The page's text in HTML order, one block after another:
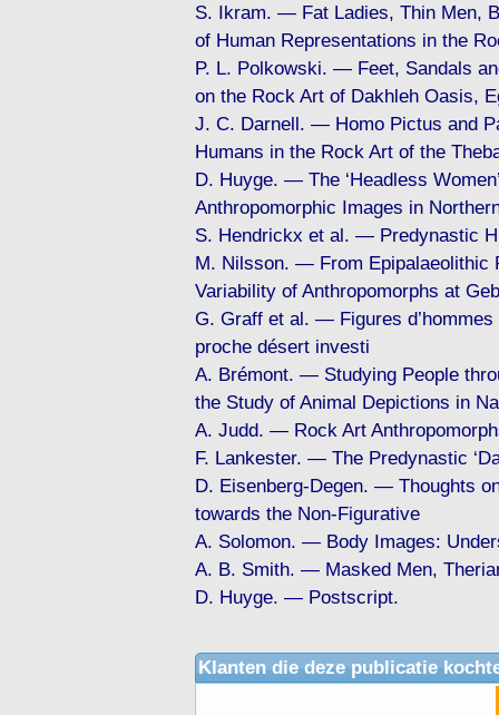
S. Ikram. — Fat Ladies, Thin Men,
of Human Representations in the
P. L. Polkowski. — Feet, Sandals
on the Rock Art of Dakhleh Oasis,
J. C. Darnell. — Homo Pictus and
Humans in the Rock Art of the
D. Huyge. — The ‘Headless
Anthropomorphic Images in
S. Hendrickx et al. — Predynastic
M. Nilsson. — From Epipalaeolithic
Variability of Anthropomorphs at
G. Graff et al. — Figures
proche désert investi
A. Brémont. — Studying People
the Study of Animal Depictions in
A. Judd. — Rock Art
F. Lankester. — The Predynastic
D. Eisenberg-Degen. — Thoughts
towards the Non-Figurative
A. Solomon. — Body Images:
A. B. Smith. — Masked Men,
D. Huyge. — Postscript.
Klanten die deze publicatie